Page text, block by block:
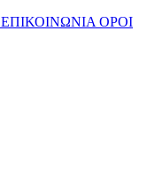
ΕΠΙΚΟΙΝΩΝΙΑ ΟΡΟΙ